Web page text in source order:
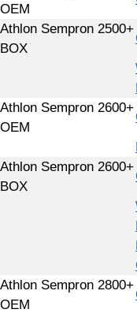
OEM
Athlon Sempron 2500+
BOX
Athlon Sempron 2600+
OEM
Athlon Sempron 2600+
BOX
Athlon Sempron 2800+
OEM